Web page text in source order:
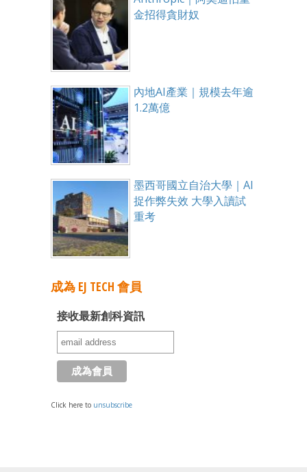
金招得貪財奴
內地AI產業｜規模去年逾
1.2萬億
墨西哥國立自治大學｜AI
捉作弊失效 大學入讀試
重考
成為 EJ TECH 會員
接收最新創科資訊
Click here to unsubscribe